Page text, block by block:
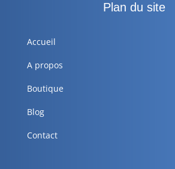
Plan du site
Accueil
A propos
Boutique
Blog
Contact